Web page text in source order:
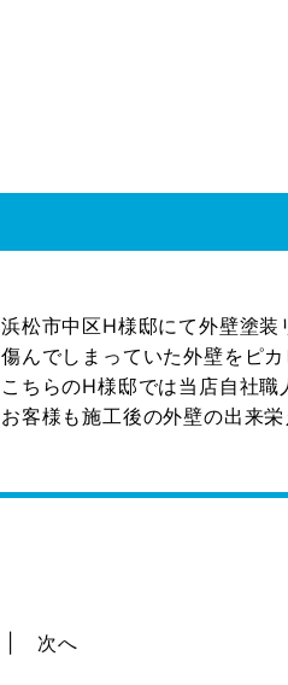
浜松市中区H様邸にて外壁塗
傷んでしまっていた外壁をピ
こちらのH様邸では当店自社職
お客様も施工後の外壁の出来
次へ